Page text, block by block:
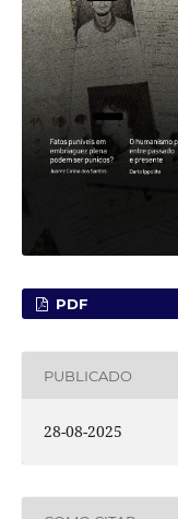
PDF
PUBLICADO
28-08-2025